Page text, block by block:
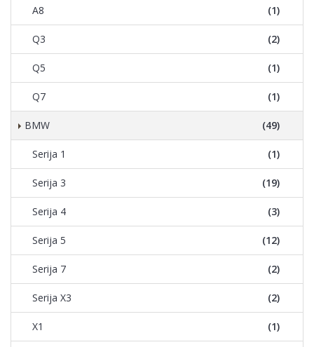
A8 (1)
Q3 (2)
Q5 (1)
Q7 (1)
BMW (49)
Serija 1 (1)
Serija 3 (19)
Serija 4 (3)
Serija 5 (12)
Serija 7 (2)
Serija X3 (2)
X1 (1)